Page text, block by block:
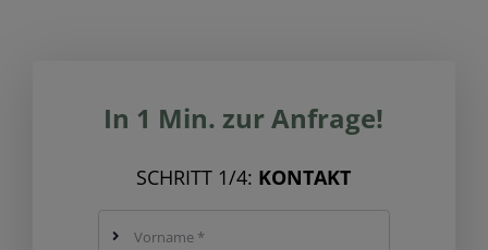
In 1 Min. zur Anfrage!
SCHRITT 1/4: KONTAKT